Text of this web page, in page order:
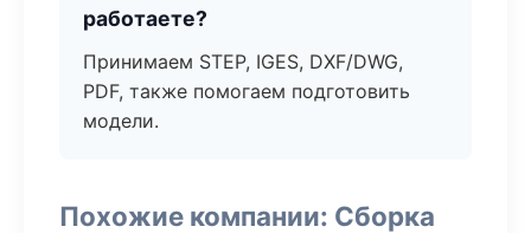
работаете?
Принимаем STEP, IGES, DXF/DWG,
PDF, также помогаем подготовить
модели.
Похожие компании: Сборка